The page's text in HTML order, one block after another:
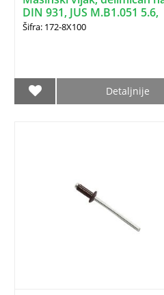
DIN 931, JUS M.B1.051 5.6,
8X100
Šifra: 172-8X100
Detaljnije